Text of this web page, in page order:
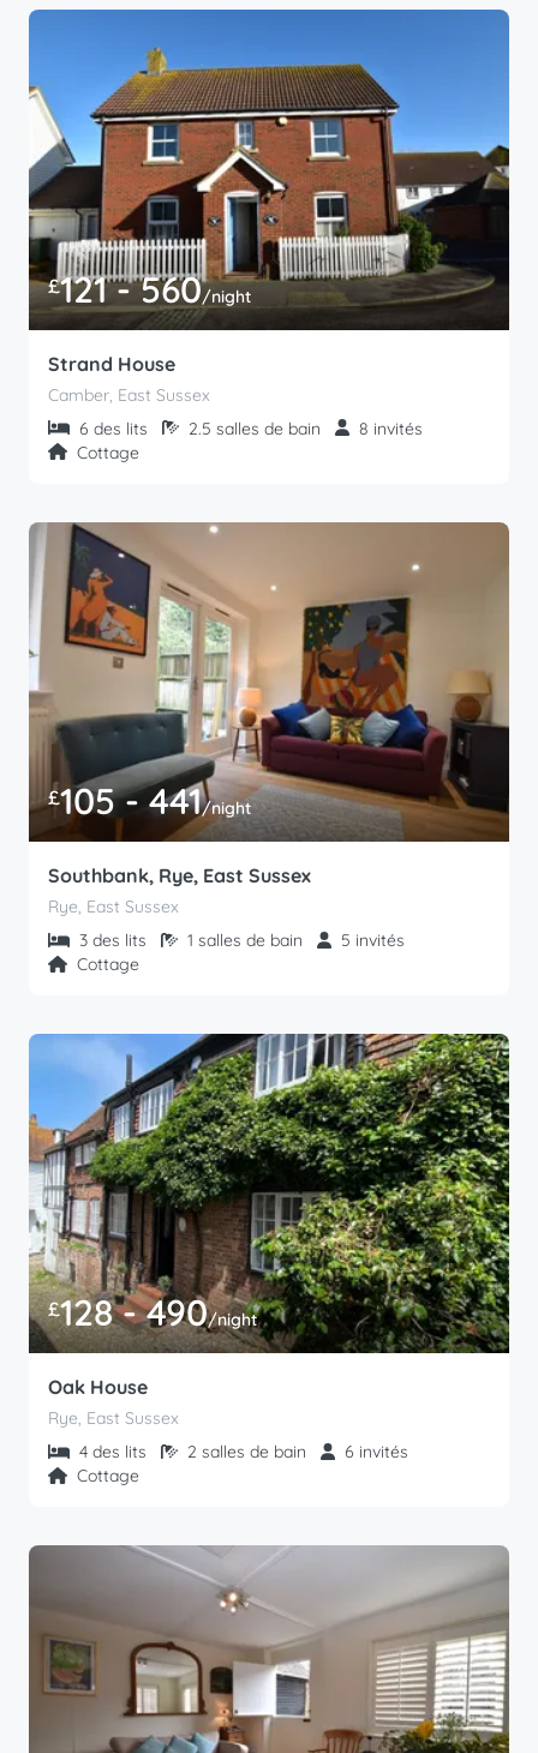
£121 - 560/night
Strand House
Camber, East Sussex
6 des lits
2.5 salles de bain
8 invités
Cottage
£105 - 441/night
Southbank, Rye, East Sussex
Rye, East Sussex
3 des lits
1 salles de bain
5 invités
Cottage
£128 - 490/night
Oak House
Rye, East Sussex
4 des lits
2 salles de bain
6 invités
Cottage